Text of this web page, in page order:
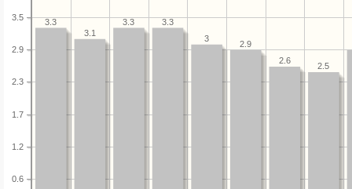
0.6
1.2
1.7
2.3
2.9
3.5
2.5
2.6
2.9
3
3.3
3.3
3.1
3.3